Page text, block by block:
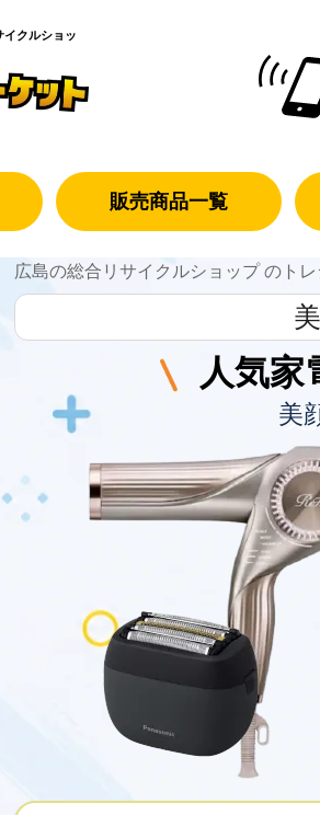
イクルショッ
販売商品一覧
広島の総合リサイクルショップ のト
人気家
美